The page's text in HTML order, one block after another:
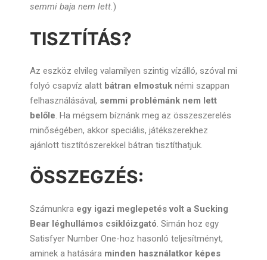
semmi baja nem lett.)
TISZTÍTÁS?
Az eszköz elvileg valamilyen szintig vízálló, szóval mi
folyó csapvíz alatt bátran elmostuk némi szappan
felhasználásával, semmi problémánk nem lett
belőle . Ha mégsem bíznánk meg az összeszerelés
minőségében, akkor speciális, játékszerekhez
ajánlott tisztítószerekkel bátran tisztíthatjuk.
ÖSSZEGZÉS:
Számunkra egy igazi meglepetés volt a Sucking
Bear léghullámos csiklóizgató. Simán hoz egy
Satisfyer Number One-hoz hasonló teljesítményt,
aminek a hatására minden használatkor képes